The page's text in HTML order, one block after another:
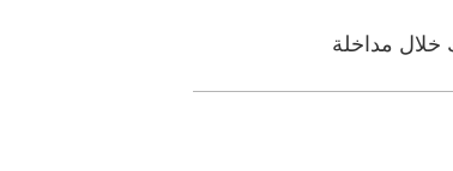
خلال مداخلة